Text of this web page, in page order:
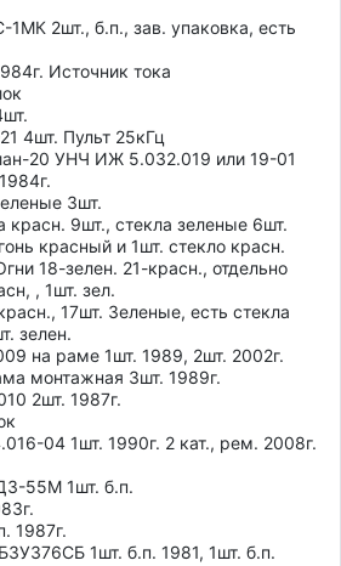
2шт., б.п., зав. упаковка, есть
Источник тока
4шт. Пульт 25кГц
20 УНЧ ИЖ 5.032.019 или 19-01
3шт.
9шт., стекла зеленые 6шт.
красный и 1шт. стекло красн.
18-зелен. 21-красн., отдельно
, 1шт. зел.
17шт. Зеленые, есть стекла
зелен.
на раме 1шт. 1989, 2шт. 2002г.
монтажная 3шт. 1989г.
2шт. 1987г.
04 1шт. 1990г. 2 кат., рем. 2008г.
55М 1шт. б.п.
1987г.
1шт. б.п. 1981, 1шт. б.п.